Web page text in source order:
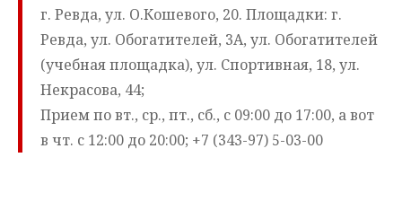
г. Ревда, ул. О.Кошевого, 20. Площадки: г.
Ревда, ул. Обогатителей, 3А, ул. Обогатителей
(учебная площадка), ул. Спортивная, 18, ул.
Некрасова, 44;
Прием по вт., ср., пт., сб., с 09:00 до 17:00, а вот
в чт. с 12:00 до 20:00; +7 (343-97) 5-03-00